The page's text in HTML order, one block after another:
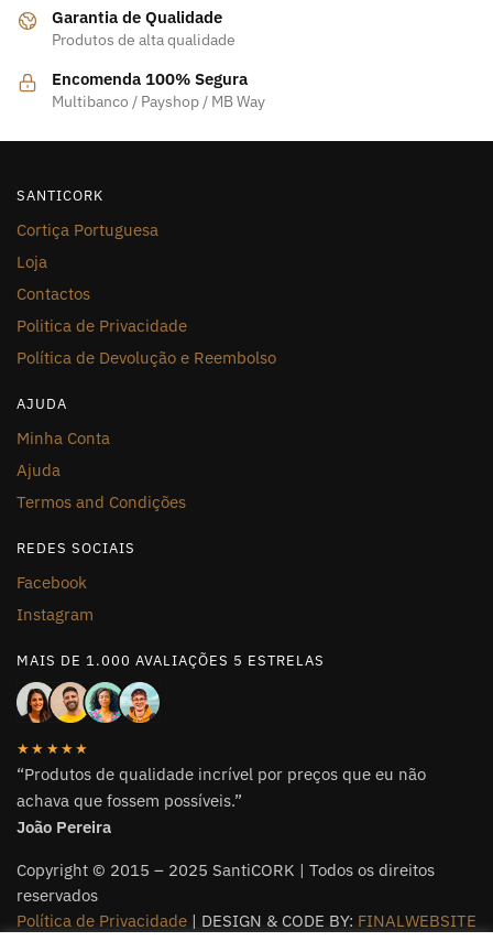
Garantia de Qualidade
Produtos de alta qualidade
Encomenda 100% Segura
Multibanco / Payshop / MB Way
SANTICORK
Cortiça Portuguesa
Loja
Contactos
Politica de Privacidade
Política de Devolução e Reembolso
AJUDA
Minha Conta
Ajuda
Termos and Condições
REDES SOCIAIS
Facebook
Instagram
MAIS DE 1.000 AVALIAÇÕES 5 ESTRELAS
★★★★★
“Produtos de qualidade incrível por preços que eu não
achava que fossem possíveis.”
João Pereira
Copyright © 2015 – 2025 SantiCORK | Todos os direitos
reservados
Política de Privacidade | DESIGN & CODE BY: FINALWEBSITE